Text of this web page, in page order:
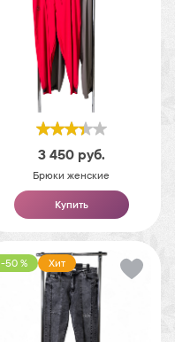
3 450 руб.
Брюки женские
Купить
-50 % Хит